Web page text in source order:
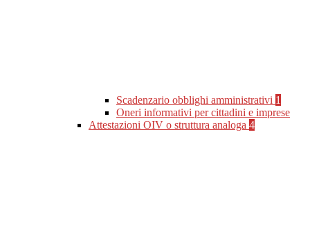
Scadenzario obblighi amministrativi 1
Oneri informativi per cittadini e imprese
Attestazioni OIV o struttura analoga 4